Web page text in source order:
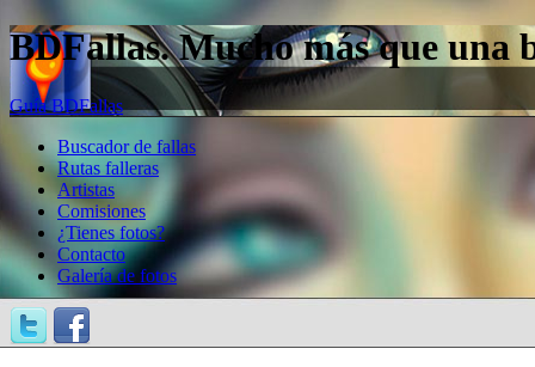
BDFallas. Mucho más que una
Guía BDFallas
Buscador de fallas
Rutas falleras
Artistas
Comisiones
¿Tienes fotos?
Contacto
Galería de fotos